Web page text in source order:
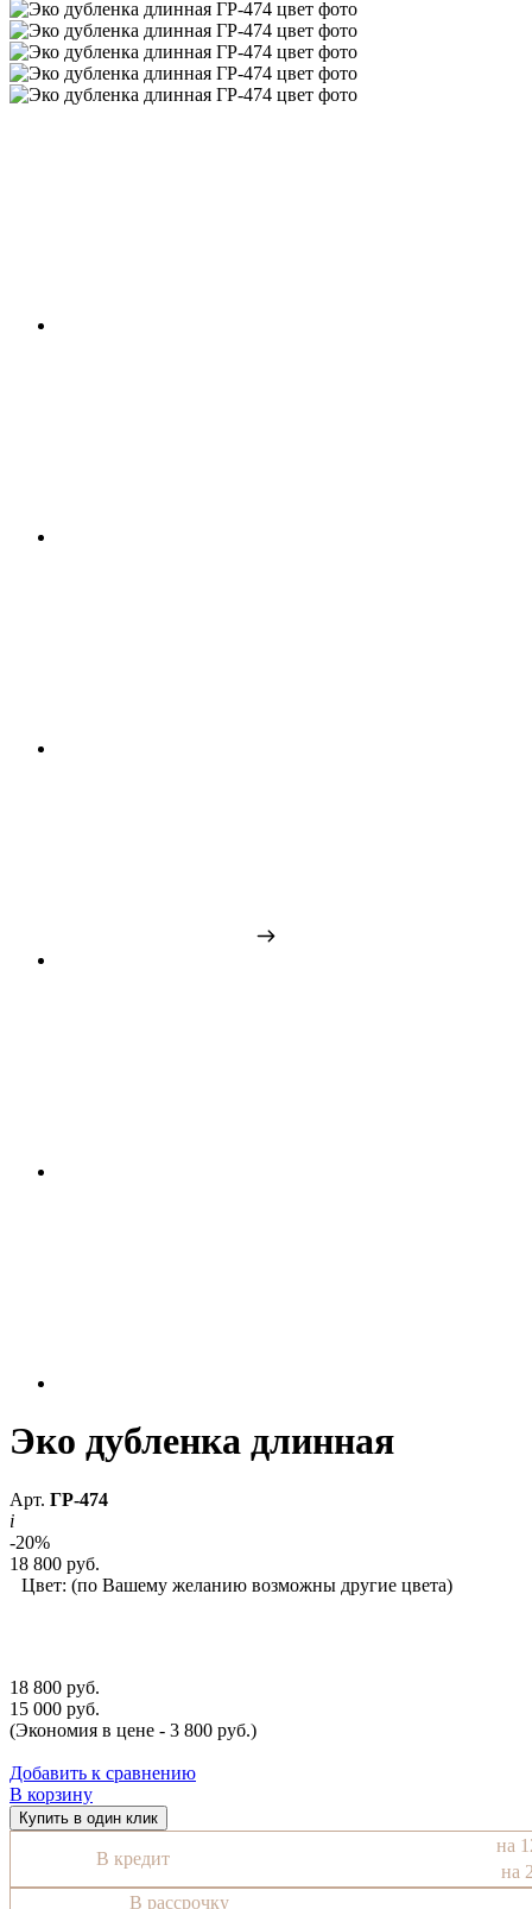
Эко дубленка длинная
Арт. ГР-474
i
-20%
18 800 руб.
Цвет: (по Вашему желанию возможны другие цвета)
18 800 руб.
15 000 руб.
(Экономия в цене - 3 800 руб.)
Добавить к сравнению
В корзину
Купить в один клик
В кредит
на
на
В рассрочку